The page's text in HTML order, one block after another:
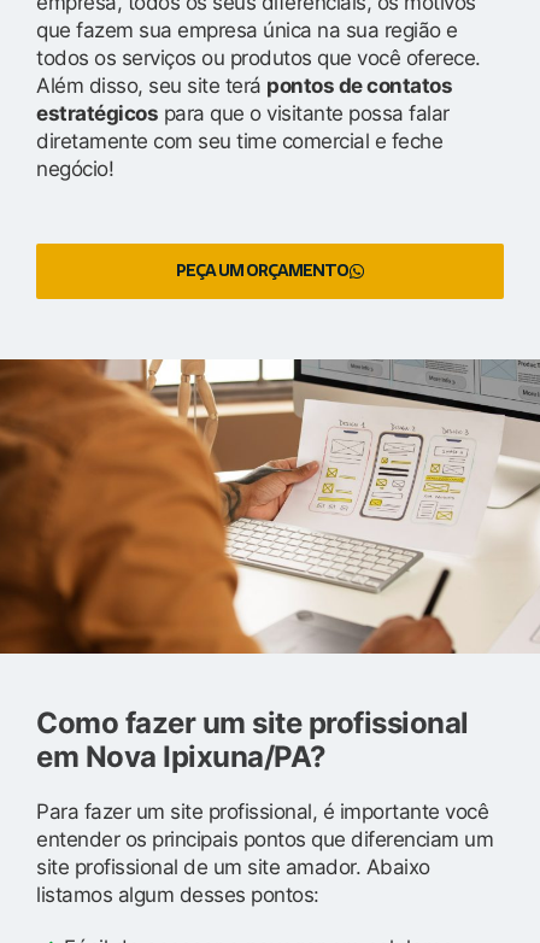
que fazem sua empresa única na sua região e
todos os serviços ou produtos que você oferece.
Além disso, seu site terá pontos de contatos
estratégicos para que o visitante possa falar
diretamente com seu time comercial e feche
negócio!
PEÇA UM ORÇAMENTO
Como fazer um site profissional
em Nova Ipixuna/PA?
Para fazer um site profissional, é importante você
entender os principais pontos que diferenciam um
site profissional de um site amador. Abaixo
listamos algum desses pontos: